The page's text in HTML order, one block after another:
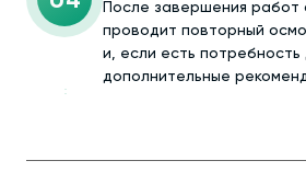
После завершения работ
проводит повторный
и, если есть потребность
дополнительные